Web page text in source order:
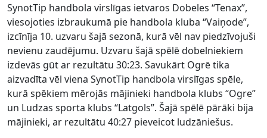
SynotTip handbola virslīgas ietvaros Dobeles “Tenax”,
viesojoties izbraukumā pie handbola kluba “Vaiņode”,
izcīnīja 10. uzvaru šajā sezonā, kurā vēl nav piedzīvojuši
nevienu zaudējumu. Uzvaru šajā spēlē dobelniekiem
izdevās gūt ar rezultātu 30:23. Savukārt Ogrē tika
aizvadīta vēl viena SynotTip handbola virslīgas spēle,
kurā spēkiem mērojās mājinieki handbola klubs “Ogre”
un Ludzas sporta klubs “Latgols”. Šajā spēlē pārāki bija
mājinieki, ar rezultātu 40:27 pieveicot ludzāniešus.